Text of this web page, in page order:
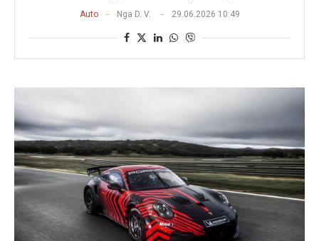
Auto Nga D. V. 29.06.2026 10:49